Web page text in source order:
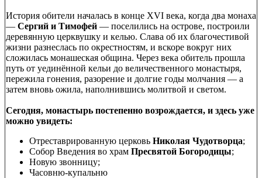
История обители началась в конце XVI века, когда два монаха
— Сергий и Тимофей — поселились на острове, построили
деревянную церквушку и келью. Слава об их благочестивой
жизни разнеслась по окрестностям, и вскоре вокруг них
сложилась монашеская община. Через века обитель прошла
путь от уединённой кельи до величественного монастыря,
пережила гонения, разорение и долгие годы молчания — а
затем вновь ожила, наполнившись молитвой и светом.
Сегодня, монастырь постепенно возрождается, и здесь уже
можно увидеть:
Отреставрированную церковь Николая Чудотворца;
Собор Введения во храм Пресвятой Богородицы;
Новую звонницу;
Часовню‑купальню